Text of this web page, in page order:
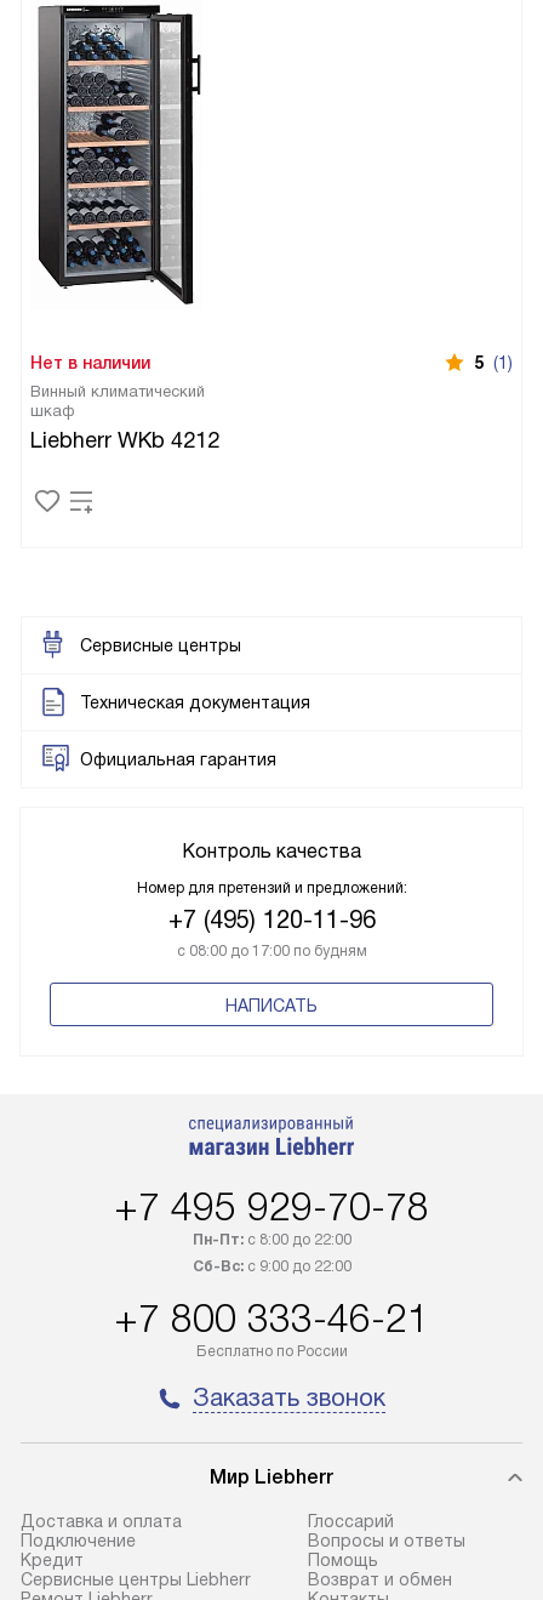
Нет в наличии 5 (1)
Винный климатический
шкаф
Liebherr WKb 4212
Сервисные центры
Техническая документация
Официальная гарантия
Контроль качества
Номер для претензий и предложений:
+7 (495) 120-11-96
с 08:00 до 17:00 по будням
НАПИСАТЬ
+7 495 929-70-78
Пн-Пт:с 8:00 до 22:00
Сб-Вс:с 9:00 до 22:00
+7 800 333-46-21
Бесплатно по России
Заказать звонок
Мир Liebherr
Доставка и оплата
Подключение
Кредит
Сервисные центры Liebherr
Глоссарий
Вопросы и ответы
Помощь
Возврат и обмен